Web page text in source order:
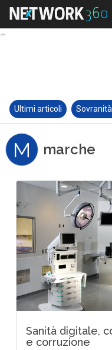
Ultimi articoli
M marche
Sanità digitale,
e corruzione